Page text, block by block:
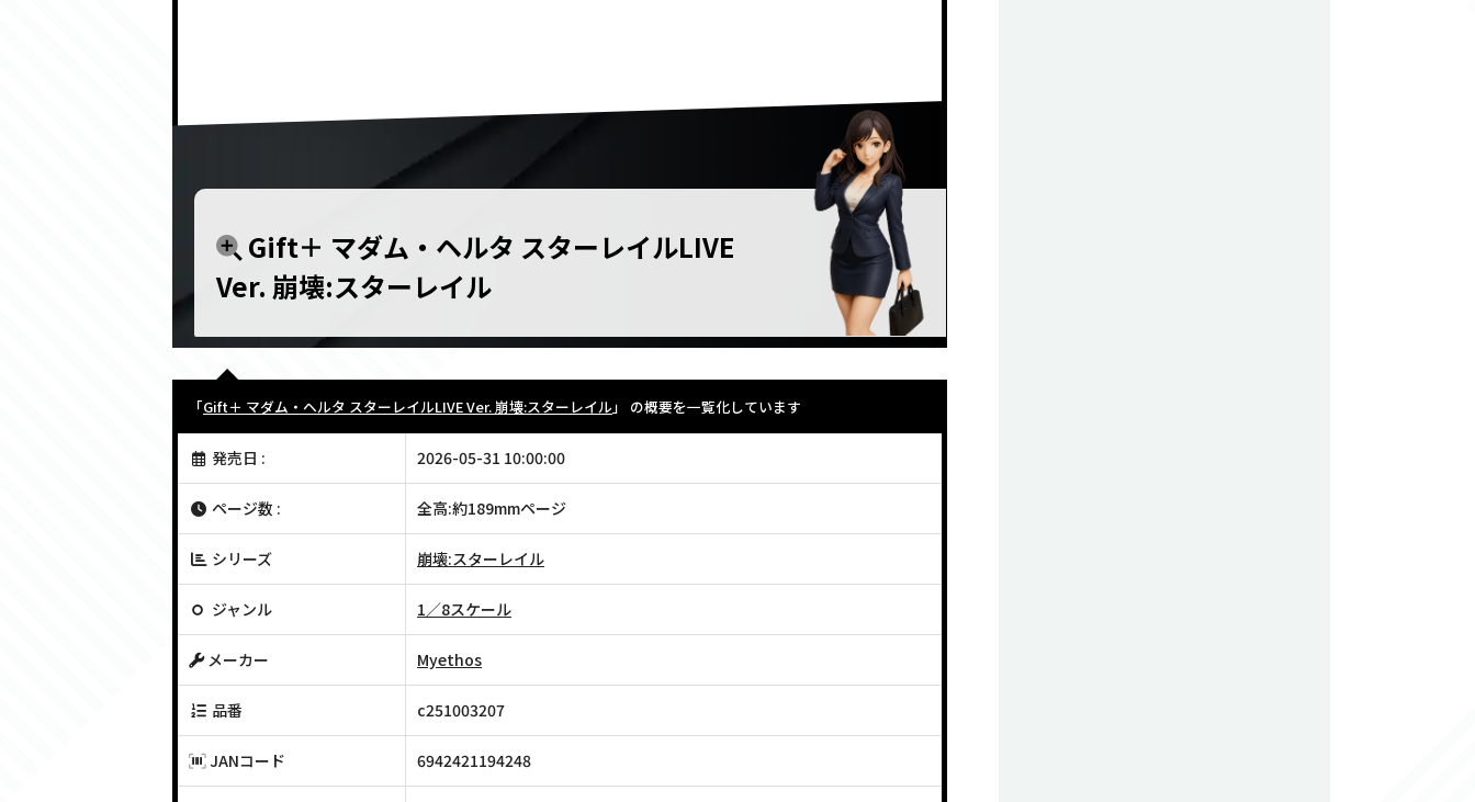
Gift＋ マダム・ヘルタ スターレイルLIVE
Ver. 崩壊:スターレイル
「Gift＋ マダム・ヘルタ スターレイルLIVE Ver. 崩壊:スターレイル」 の概要を一覧化しています
発売日 : 2026-05-31 10:00:00
ページ数 : 全高:約189mmページ
シリーズ 崩壊:スターレイル
ジャンル 1／8スケール
メーカー Myethos
品番 c251003207
JANコード 6942421194248